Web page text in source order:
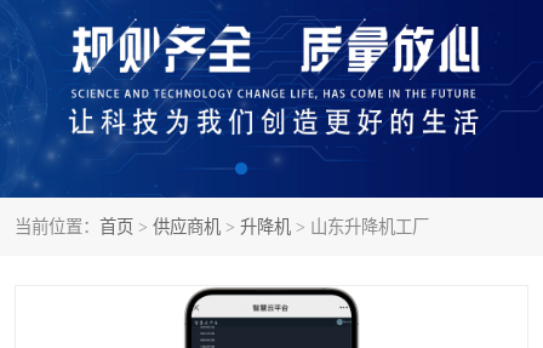
当前位置： 首页 > 供应商机 > 升降机 > 山东升降机工厂
标养式监测 吊钩可视化
钢丝绳监控 高支模
升降机 施工临电箱监测系统